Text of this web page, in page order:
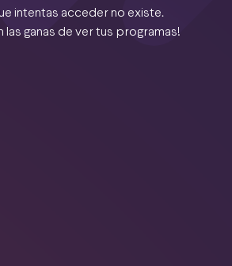
intentas acceder no existe.
las ganas de ver tus programas!